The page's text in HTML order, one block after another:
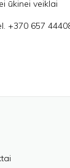
ūkinei veiklai
+370 657